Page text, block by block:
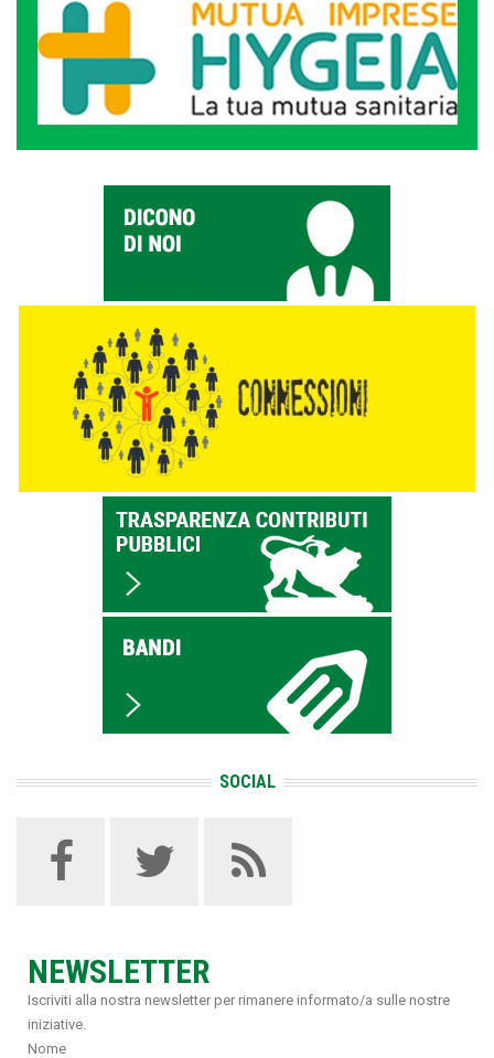
SOCIAL
NEWSLETTER
Iscriviti alla nostra newsletter per rimanere informato/a sulle nostre
iniziative.
Nome